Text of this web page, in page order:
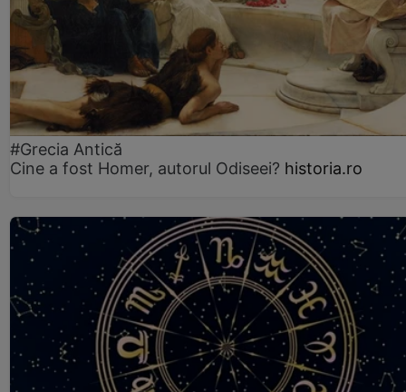
#Grecia Antică
Cine a fost Homer, autorul Odiseei? historia.ro